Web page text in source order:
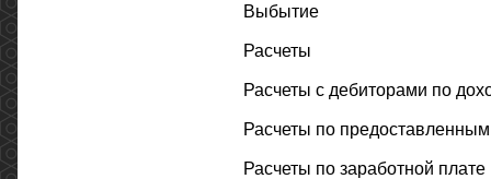
Выбытие
Расчеты
Расчеты с дебиторами по
Расчеты по
Расчеты по заработной